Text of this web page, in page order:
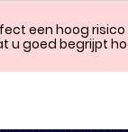
een hoog
u goed begrijpt